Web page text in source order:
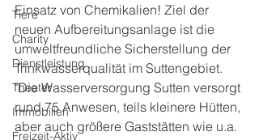
Tiere
Charity
Dienstleistung
Theater
Immobilien
Freizeit-Aktiv
Einsatz von Chemikalien! Ziel der
neuen Aufbereitungsanlage ist die
umweltfreundliche Sicherstellung der
Trinkwasserqualität im Suttengebiet.
"Die Wasserversorgung Sutten versorgt
rund 75 Anwesen, teils kleinere Hütten,
aber auch größere Gaststätten wie u.a.